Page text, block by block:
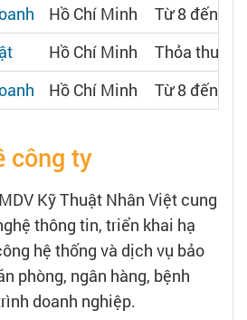
Hồ Chí Minh
Từ 8 đến 15
Hồ Chí Minh
Thỏa thuận
Hồ Chí Minh Từ 8 đến 15
công ty
Kỹ Thuật Nhân Việt cung
thông tin, triển khai hạ
hệ thống và dịch vụ bảo
phòng, ngân hàng, bệnh
doanh nghiệp.